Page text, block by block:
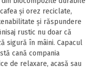
și orez reciclate,
și răspundere
rustic nu doar că
sigură în mâini. Capacul
cană compania
de relaxare, acasă sau